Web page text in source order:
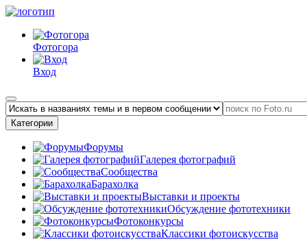
Фотогора
Вход
Категории
Форумы
Галерея фотографий
Сообщества
Барахолка
Выставки и проекты
Обсуждение фототехники
Фотоконкурсы
Классики фотоискусства